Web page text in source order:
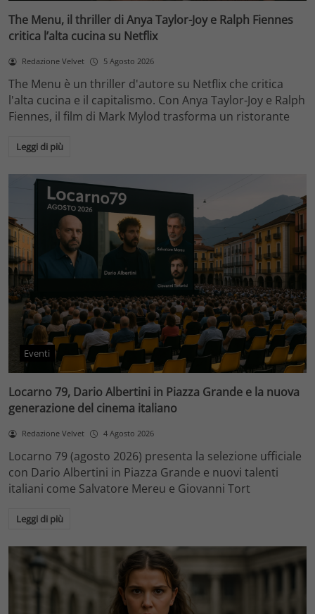
The Menu, il thriller di Anya Taylor-Joy e Ralph Fiennes
critica l’alta cucina su Netflix
Redazione Velvet 5 Agosto 2026
The Menu è un thriller d'autore su Netflix che critica
l'alta cucina e il capitalismo. Con Anya Taylor-Joy e Ralph
Fiennes, il film di Mark Mylod trasforma un ristorante
Leggi di più
Eventi
Locarno 79, Dario Albertini in Piazza Grande e la nuova
generazione del cinema italiano
Redazione Velvet 4 Agosto 2026
Locarno 79 (agosto 2026) presenta la selezione ufficiale
con Dario Albertini in Piazza Grande e nuovi talenti
italiani come Salvatore Mereu e Giovanni Tort
Leggi di più